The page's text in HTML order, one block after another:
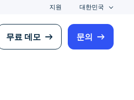
지원 대한민국
무료 데모 문의